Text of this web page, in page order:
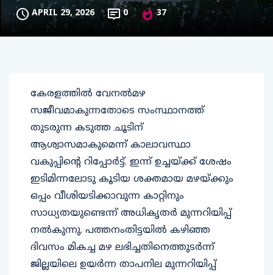
APRIL 29, 2026 0 37
കേരളത്തിൽ വേനൽമഴ
സജീവമാകുന്നതോടെ സംസ്ഥാനത്ത്
തുടരുന്ന കടുത്ത ചൂടിന്
ആശ്വാസമാകുമെന്ന് കാലാവസ്ഥാ
വകുപ്പിന്റെ റിപ്പോർട്ട്. ഇന്ന് ഉച്ചയ്ക്ക് ശേഷം
ഇടിമിന്നലോടു കൂടിയ ശക്തമായ മഴയ്ക്കും
ഒപ്പം വീശിയടിക്കാവുന്ന കാറ്റിനും
സാധ്യതയുണ്ടെന്ന് അധികൃതർ മുന്നറിയിപ്പ്
നൽകുന്നു. പത്തനംതിട്ടയിൽ കഴിഞ്ഞ
ദിവസം മികച്ച മഴ ലഭിച്ചതിനെത്തുടർന്ന്
ജില്ലയിലെ ഉയർന്ന താപനില മുന്നറിയിപ്പ്